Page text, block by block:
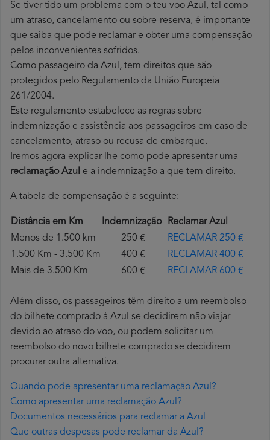
Se tiver tido um problema com o teu voo Azul, tal como
um atraso, cancelamento ou sobre-reserva, é importante
que saiba que pode reclamar e obter uma compensação
pelos inconvenientes sofridos.
Como passageiro da Azul, tem direitos que são
protegidos pelo Regulamento da União Europeia
261/2004.
Este regulamento estabelece as regras sobre
indemnização e assistência aos passageiros em caso de
cancelamento, atraso ou recusa de embarque.
Iremos agora explicar-lhe como pode apresentar uma
reclamação Azul e a indemnização a que tem direito.
A tabela de compensação é a seguinte:
Distância em Km Indemnização
Reclamar Azul
Menos de 1.500 km
250 €
RECLAMAR 250 €
1.500 Km - 3.500 Km
400 €
RECLAMAR 400 €
Mais de 3.500 Km
600 € RECLAMAR 600 €
Além disso, os passageiros têm direito a um reembolso
do bilhete comprado à Azul se decidirem não viajar
devido ao atraso do voo, ou podem solicitar um
reembolso do novo bilhete comprado se decidirem
procurar outra alternativa.
Quando pode apresentar uma reclamação Azul?
Como apresentar uma reclamação Azul?
Documentos necessários para reclamar a Azul
Que outras despesas pode reclamar da Azul?